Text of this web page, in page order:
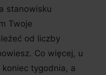
stanowisku
Twoje
od liczby
Co więcej, u
tygodnia, a